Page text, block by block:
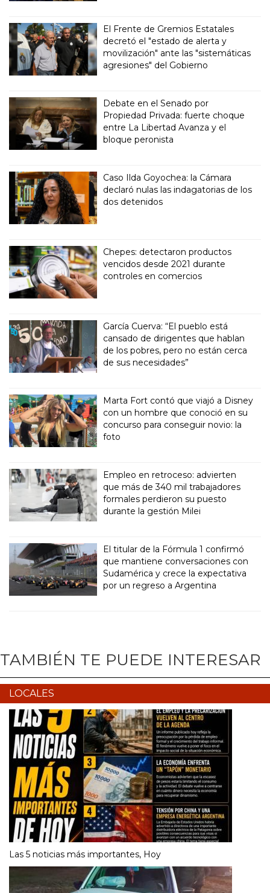
El Frente de Gremios Estatales
decretó el "estado de alerta y
movilización" ante las "sistemáticas
agresiones" del Gobierno
Debate en el Senado por
Propiedad Privada: fuerte choque
entre La Libertad Avanza y el
bloque peronista
Caso Ilda Goyochea: la Cámara
declaró nulas las indagatorias de los
dos detenidos
Chepes: detectaron productos
vencidos desde 2021 durante
controles en comercios
García Cuerva: “El pueblo está
cansado de dirigentes que hablan
de los pobres, pero no están cerca
de sus necesidades”
Marta Fort contó que viajó a Disney
con un hombre que conoció en su
concurso para conseguir novio: la
foto
Empleo en retroceso: advierten
que más de 340 mil trabajadores
formales perdieron su puesto
durante la gestión Milei
El titular de la Fórmula 1 confirmó
que mantiene conversaciones con
Sudamérica y crece la expectativa
por un regreso a Argentina
TAMBIÉN TE PUEDE INTERESAR
LOCALES
Las 5 noticias más importantes, Hoy